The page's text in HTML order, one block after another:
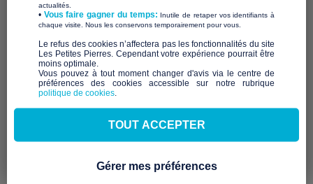
Qui sommes-nous ?
Description à venir
Notre mission et nos
engagements
actualités.
​• Vous faire gagner du temps: Inutile de retaper vos identifiants à
chaque visite. Nous les conservons temporairement pour vous.
​Le refus des cookies n’affectera pas les fonctionnalités du site
Les Petites Pierres. Cependant votre expérience pourrait être
moins optimale.​
Vous pouvez à tout moment changer d'avis via le centre de
préférences des cookies accessible sur notre rubrique
politique de cookies
TOUT ACCEPTER
Gérer mes préférences